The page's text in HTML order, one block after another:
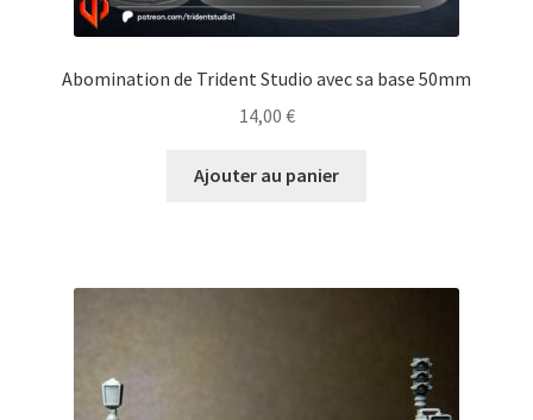
Abomination de Trident Studio avec sa base 50mm
14,00 €
Ajouter au panier